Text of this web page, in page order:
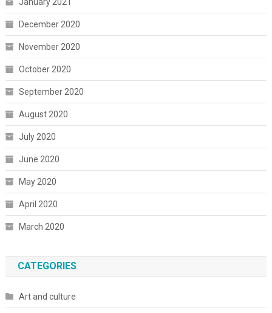
January 2021
December 2020
November 2020
October 2020
September 2020
August 2020
July 2020
June 2020
May 2020
April 2020
March 2020
CATEGORIES
Art and culture